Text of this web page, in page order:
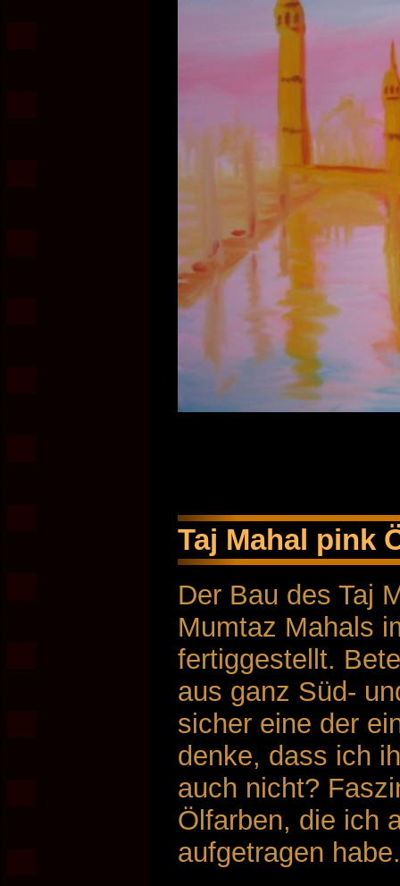
Taj Mahal pink
Der Bau des Taj
Mumtaz Mahals
fertiggestellt.
aus ganz Süd-
sicher eine der
denke, dass ich
auch nicht?
Ölfarben, die ich
aufgetragen